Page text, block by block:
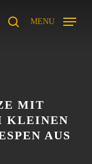
searchMENU
MIT
KLEINEN
AUS